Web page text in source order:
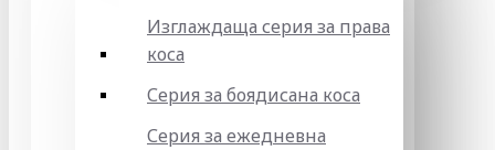
Изглаждаща серия за права
коса
Серия за боядисана коса
Серия за ежедневна